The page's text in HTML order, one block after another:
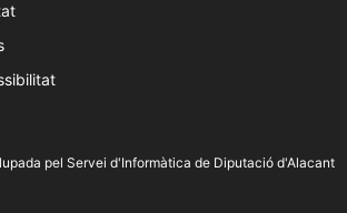
pel Servei d'Informàtica de Diputació d'Alacant